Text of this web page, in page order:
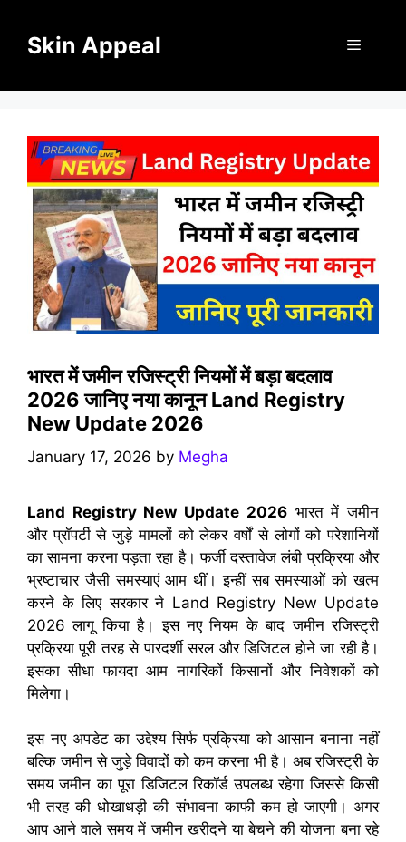
contentSkin Appeal Menu
भारत में जमीन रजिस्ट्री नियमों में बड़ा बदलाव
2026 जानिए नया कानून Land Registry
New Update 2026
January 17, 2026 by Megha
Land Registry New Update 2026भारत में जमीन
और प्रॉपर्टी से जुड़े मामलों को लेकर वर्षों से लोगों को परेशानियों
का सामना करना पड़ता रहा है। फर्जी दस्तावेज लंबी प्रक्रिया और
भ्रष्टाचार जैसी समस्याएं आम थीं। इन्हीं सब समस्याओं को खत्म
करने के लिए सरकार ने Land Registry New Update
2026 लागू किया है। इस नए नियम के बाद जमीन रजिस्ट्री
प्रक्रिया पूरी तरह से पारदर्शी सरल और डिजिटल होने जा रही है।
इसका सीधा फायदा आम नागरिकों किसानों और निवेशकों को
मिलेगा।
इस नए अपडेट का उद्देश्य सिर्फ प्रक्रिया को आसान बनाना नहीं
बल्कि जमीन से जुड़े विवादों को कम करना भी है। अब रजिस्ट्री के
समय जमीन का पूरा डिजिटल रिकॉर्ड उपलब्ध रहेगा जिससे किसी
भी तरह की धोखाधड़ी की संभावना काफी कम हो जाएगी। अगर
आप आने वाले समय में जमीन खरीदने या बेचने की योजना बना रहे